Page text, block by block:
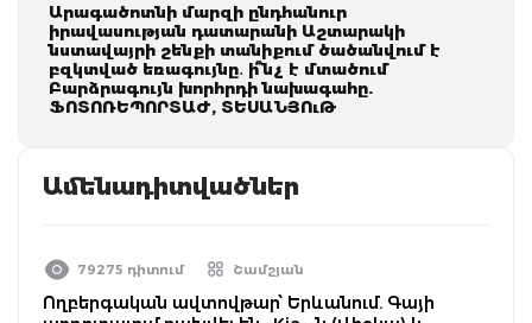
Արագածոտնի մարզի ընդհանուր
իրավասության դատարանի Աշտարակի
նստավայրի շենքի տանիքում ծածանվում է
բզկտված եռագույնը․ ի՞նչ է մտածում
Բարձրագույն խորհրդի նախագահը.
ՖՈՏՈՌԵՊՈՐՏԱԺ, ՏԵՍԱՆՅՈւԹ
Ամենադիտվածներ
79275 դիտում Շամշյան
Ողբերգական ավտովթար՝ Երևանում. Գայի